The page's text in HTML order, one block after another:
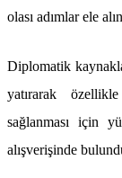
olası adımlar ele
Diplomatik
yatırarak
sağlanması için
alışverişinde